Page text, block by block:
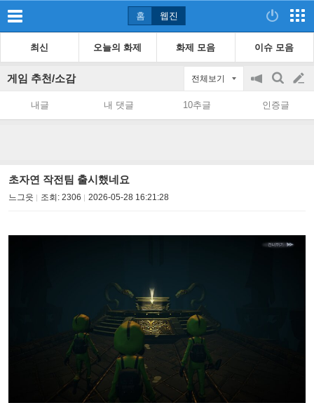
홈 웹진
최신 오늘의 화제 화제 모음 이슈 모음
게임 추천/소감 전체보기
공
on/off
검
색
글
쓰
내글 내 댓글 10추글 인증글
초자연 작전팀 출시했네요
느그읏 조회: 2306 2026-05-28 16:21:28